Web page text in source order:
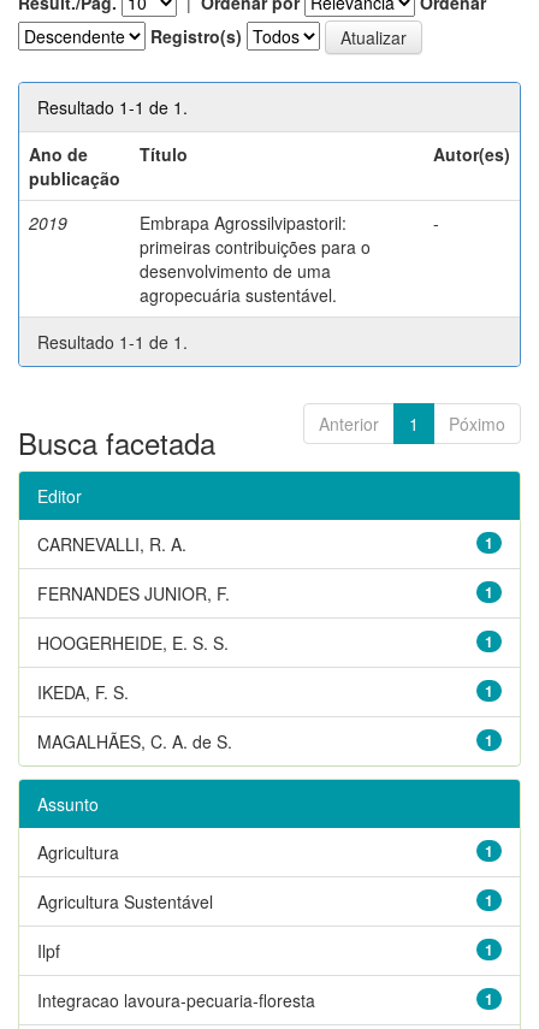
Registro(s)
Resultado 1-1 de 1.
Ano de
publicação
Título Autor(es)
2019
Embrapa Agrossilvipastoril:
primeiras contribuições para o
desenvolvimento de uma
agropecuária sustentável.
-
Resultado 1-1 de 1.
Anterior 1 Póximo
Busca facetada
Editor
1
CARNEVALLI, R. A.
1
FERNANDES JUNIOR, F.
1
HOOGERHEIDE, E. S. S.
1
IKEDA, F. S.
1
MAGALHÃES, C. A. de S.
Assunto
1
Agricultura
1
Agricultura Sustentável
1
Ilpf
1
Integracao lavoura-pecuaria-floresta